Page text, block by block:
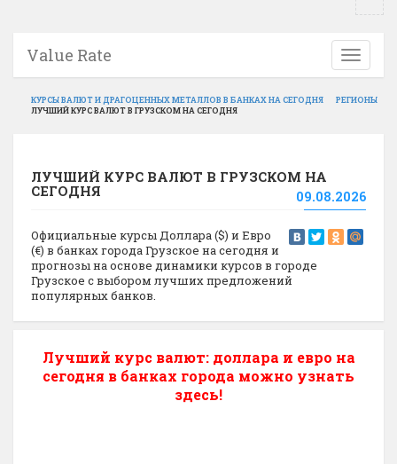
Toggle
Value Rate
КУРСЫ ВАЛЮТ И ДРАГОЦЕННЫХ МЕТАЛЛОВ В БАНКАХ НА СЕГОДНЯ
РЕГИОНЫ
ЛУЧШИЙ КУРС ВАЛЮТ В ГРУЗСКОМ НА СЕГОДНЯ
ЛУЧШИЙ КУРС ВАЛЮТ В ГРУЗСКОМ НА
СЕГОДНЯ
09.08.2026
Официальные курсы Доллара ($) и Евро
(€) в банках города Грузское на сегодня и
прогнозы на основе динамики курсов в городе
Грузское с выбором лучших предложений
популярных банков.
Лучший курс валют: доллара и евро на
сегодня в банках города можно узнать
здесь!